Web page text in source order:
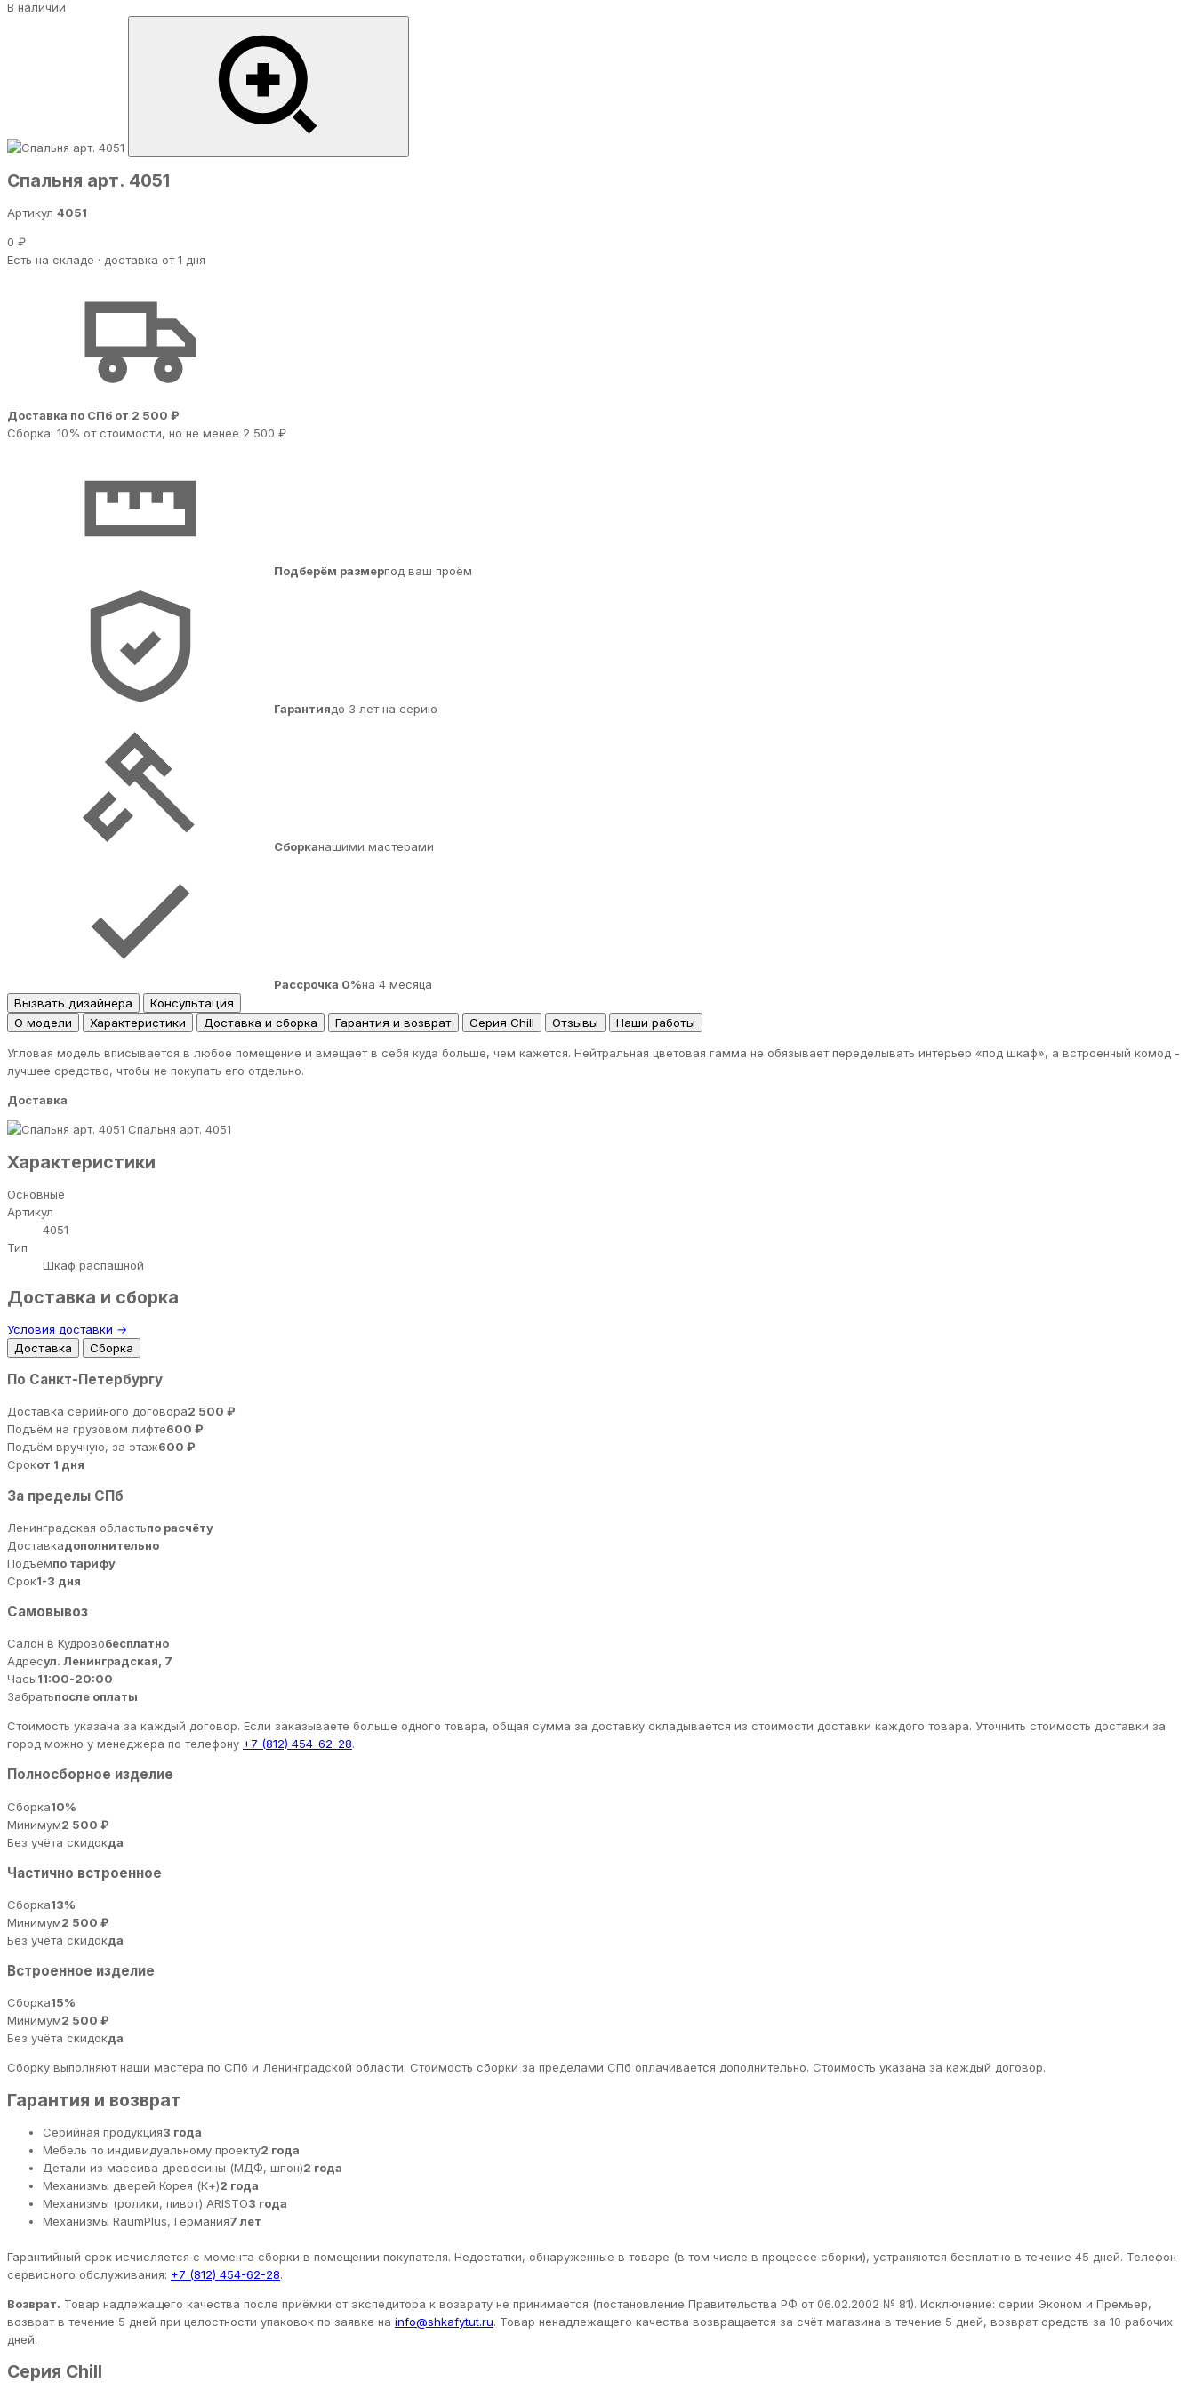
В наличии
Спальня арт. 4051
Артикул 4051
0 ₽
Есть на складе · доставка от 1 дня
Доставка по СПб от 2 500 ₽
Сборка: 10% от стоимости, но не менее 2 500 ₽
Подберём размерпод ваш проём
Гарантиядо 3 лет на серию
Сборканашими мастерами
Рассрочка 0%на 4 месяца
Вызвать дизайнера
Консультация
О модели
Характеристики Доставка и сборка Гарантия и возврат Серия Chill Отзывы Наши работы
Угловая модель вписывается в любое помещение и вмещает в себя куда больше, чем кажется. Нейтральная цветовая гамма не обязывает переделывать интерьер «под шкаф», а встроенный комод -
лучшее средство, чтобы не покупать его отдельно.
Доставка
Спальня арт. 4051
Характеристики
Основные
Артикул
4051
Тип
Шкаф распашной
Доставка и сборка
Условия доставки →
Доставка
Сборка
По Санкт-Петербургу
Доставка серийного договора2 500 ₽
Подъём на грузовом лифте600 ₽
Подъём вручную, за этаж600 ₽
Срокот 1 дня
За пределы СПб
Ленинградская областьпо расчёту
Доставкадополнительно
Подъёмпо тарифу
Срок1-3 дня
Самовывоз
Салон в Кудровобесплатно
Адресул. Ленинградская, 7
Часы11:00-20:00
Забратьпосле оплаты
Стоимость указана за каждый договор. Если заказываете больше одного товара, общая сумма за доставку складывается из стоимости доставки каждого товара. Уточнить стоимость доставки за
город можно у менеджера по телефону +7 (812) 454-62-28.
Полносборное изделие
Сборка10%
Минимум2 500 ₽
Без учёта скидокда
Частично встроенное
Сборка13%
Минимум2 500 ₽
Без учёта скидокда
Встроенное изделие
Сборка15%
Минимум2 500 ₽
Без учёта скидокда
Сборку выполняют наши мастера по СПб и Ленинградской области. Стоимость сборки за пределами СПб оплачивается дополнительно. Стоимость указана за каждый договор.
Гарантия и возврат
Серийная продукция3 года
Мебель по индивидуальному проекту2 года
Детали из массива древесины (МДФ, шпон)2 года
Механизмы дверей Корея (К+)2 года
Механизмы (ролики, пивот) ARISTO3 года
Механизмы RaumPlus, Германия7 лет
Гарантийный срок исчисляется с момента сборки в помещении покупателя. Недостатки, обнаруженные в товаре (в том числе в процессе сборки), устраняются бесплатно в течение 45 дней. Телефон
сервисного обслуживания: +7 (812) 454-62-28.
Возврат. Товар надлежащего качества после приёмки от экспедитора к возврату не принимается (постановление Правительства РФ от 06.02.2002 № 81). Исключение: серии Эконом и Премьер,
возврат в течение 5 дней при целостности упаковок по заявке на info@shkafytut.ru. Товар ненадлежащего качества возвращается за счёт магазина в течение 5 дней, возврат средств за 10 рабочих
дней.
Серия Chill